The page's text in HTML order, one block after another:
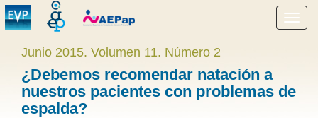
menú
Junio 2015. Volumen 11. Número 2
¿Debemos recomendar natación a
nuestros pacientes con problemas de
espalda?